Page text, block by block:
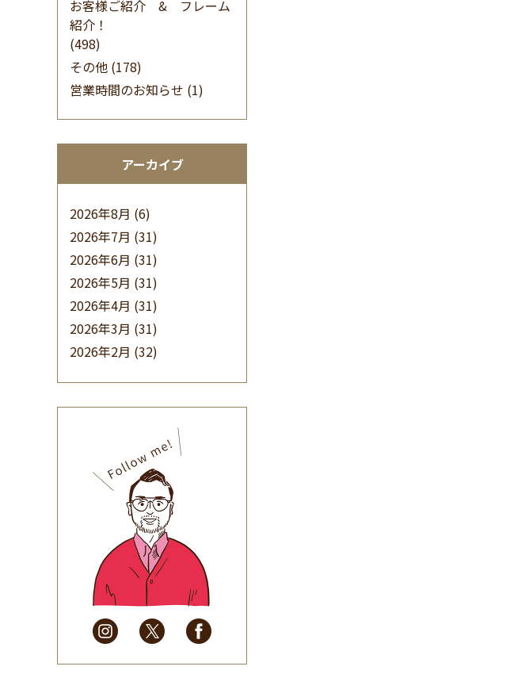
お客様ご紹介 & フレーム
紹介！
(498)
その他 (178)
営業時間のお知らせ (1)
アーカイブ
2026年8月 (6)
2026年7月 (31)
2026年6月 (31)
2026年5月 (31)
2026年4月 (31)
2026年3月 (31)
2026年2月 (32)
(32)
2025年9月(30)
2025年8月(31)
2025年7月(37)
2025年6月(48)
2025年5月
(41)
2025年4月
(32)
2025年3月(31)
2025年2月
(28)
2025年1月
(34)